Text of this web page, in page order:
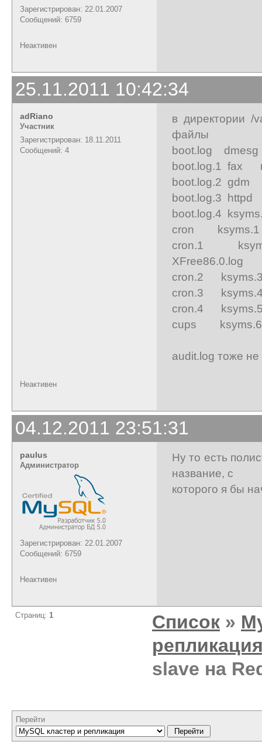
Зарегистрирован: 22.01.2007
Сообщений: 6759
Неактивен
25.11.2011 10:42:34
adRiano
Участник
Зарегистрирован: 18.11.2011
Сообщений: 4
в директории /
файлы
boot.log
boot.log.1 fax
boot.log.2
boot.log.3
boot.log.4
cron ksyms.1
cron.1
XFree86.0.log
cron.2
cron.3
cron.4
cups ksyms.6
audit.log тоже
Неактивен
04.12.2011 23:51:31
paulus
Администратор
Зарегистрирован: 22.01.2007
Сообщений: 6759
Ну то есть
название, с
которого я бы
Неактивен
Страниц: 1 Список »
slave на
Перейти